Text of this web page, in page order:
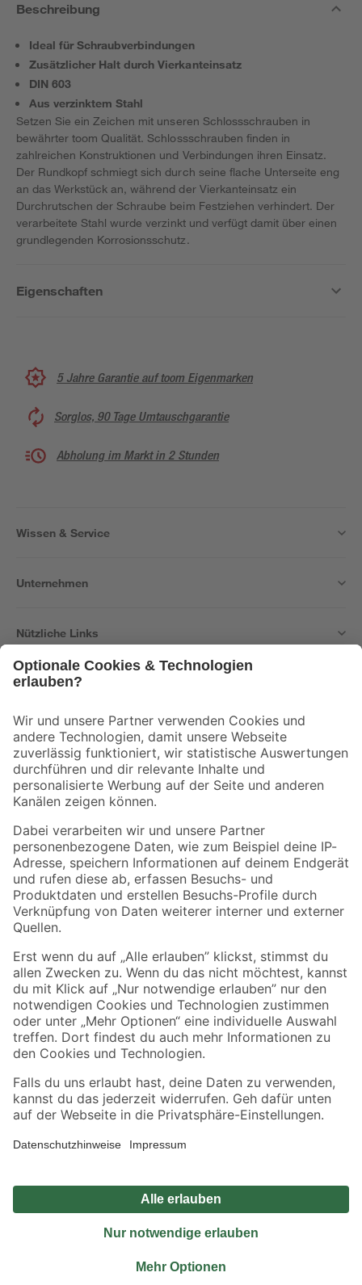
Beschreibung
Ideal für Schraubverbindungen
Zusätzlicher Halt durch Vierkanteinsatz
DIN 603
Aus verzinktem Stahl
Setzen Sie ein Zeichen mit unseren Schlossschrauben in
bewährter toom Qualität. Schlossschrauben finden in
zahlreichen Konstruktionen und Verbindungen ihren Einsatz.
Der Rundkopf schmiegt sich durch seine flache Unterseite eng
an das Werkstück an, während der Vierkanteinsatz ein
Durchrutschen der Schraube beim Festziehen verhindert. Der
verarbeitete Stahl wurde verzinkt und verfügt damit über einen
grundlegenden Korrosionsschutz.
Eigenschaften
5 Jahre Garantie auf toom Eigenmarken
Sorglos, 90 Tage Umtauschgarantie
Abholung im Markt in 2 Stunden
Wissen & Service
Unternehmen
Nützliche Links
Der toom Newsletter: Keine Angebote und Aktionen mehr verpassen!
Zur Newsletter Anmeldung
Folge uns
Zahlungsarten Versandarten
Sicher einkaufen
Jetzt die toom-App herunterladen
Alle Preisangaben in EUR inkl. gesetzl. MwSt.. Die dargestellten Angebote sind unter
Umständen nicht in allen Märkten verfügbar. Die angegebenen Verfügbarkeiten beziehen
Produkte nur solange der Vorrat reicht.
*Paketversand ab 59 € versandkostenfrei, gilt nicht für Artikel mit Speditionsversand, hier
Privatsphäre Impressum
Nutzungsbedingungen
Widerrufsrecht
Vertrag widerrufen
© 2026 toom Baumarkt GmbH